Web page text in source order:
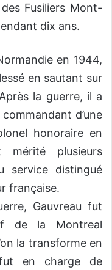
Fusiliers Mont-
dix ans.
en 1944,
en sautant sur
la guerre, il a
d’une
honoraire en
mérité plusieurs
service distingué
française.
Gauvreau fut
de la Montreal
la transforme en
en charge de